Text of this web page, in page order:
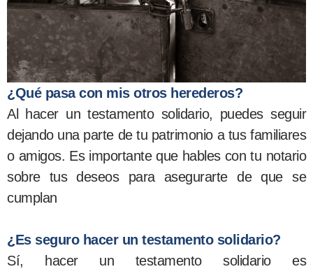
¿Qué pasa con mis otros herederos?
Al hacer un testamento solidario, puedes seguir
dejando una parte de tu patrimonio a tus familiares
o amigos. Es importante que hables con tu notario
sobre tus deseos para asegurarte de que se
cumplan
¿Es seguro hacer un testamento solidario?
Sí, hacer un testamento solidario es